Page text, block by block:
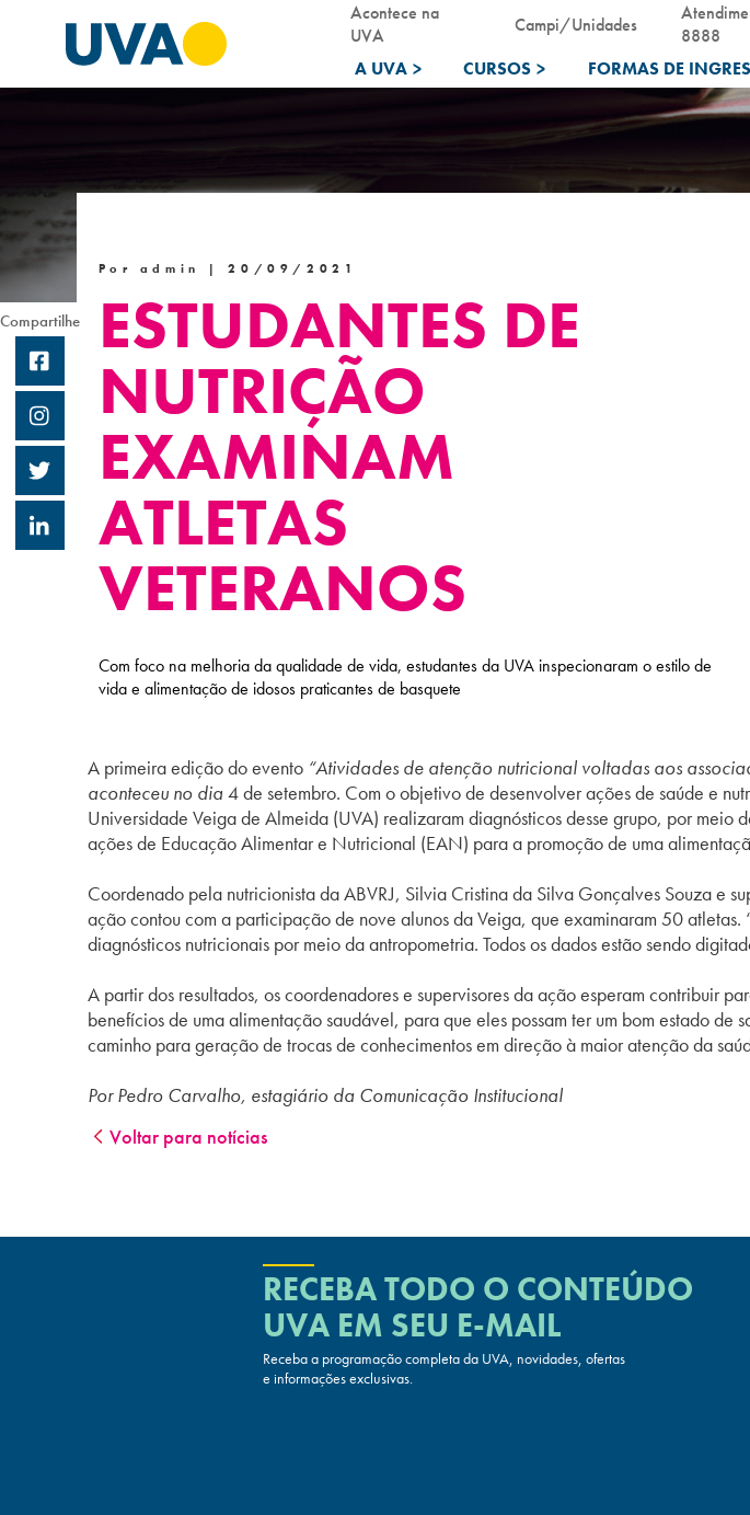
A UVA > CURSOS > FORMAS DE
Acontece na
UVA
Campi/Unidades
8888
Por admin |20/09/2021
ESTUDANTES DE
NUTRIÇÃO
EXAMINAM
ATLETAS
VETERANOS
Compartilhe
Com foco na melhoria da qualidade de vida, estudantes da UVA inspecionaram o estilo de
vida e alimentação de idosos praticantes de basquete
A primeira edição do evento “Atividades de atenção nutricional voltadas aos
aconteceu no dia4 de setembro. Com o objetivo de desenvolver ações de saúde e
Universidade Veiga de Almeida (UVA) realizaram diagnósticos desse grupo, por meio
ações de Educação Alimentar e Nutricional (EAN) para a promoção de uma
Coordenado pela nutricionista da ABVRJ, Silvia Cristina da Silva Gonçalves Souza e
ação contou com a participação de nove alunos da Veiga, que examinaram 50
diagnósticos nutricionais por meio da antropometria. Todos os dados estão sendo
A partir dos resultados, os coordenadores e supervisores da ação esperam contribuir
benefícios de uma alimentação saudável, para que eles possam ter um bom estado
caminho para geração de trocas de conhecimentos em direção à maior atenção da
Por Pedro Carvalho, estagiário da Comunicação Institucional
Voltar para notícias
RECEBA TODO O CONTEÚDO
UVAEM SEU E-MAIL
Receba a programação completa da UVA, novidades, ofertas
e informações exclusivas.